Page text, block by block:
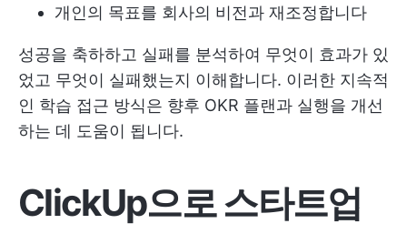
개인의 목표를 회사의 비전과 재조정합니다
성공을 축하하고 실패를 분석하여 무엇이 효과가 있
었고 무엇이 실패했는지 이해합니다. 이러한 지속적
인 학습 접근 방식은 향후 OKR 플랜과 실행을 개선
하는 데 도움이 됩니다.
ClickUp으로 스타트업